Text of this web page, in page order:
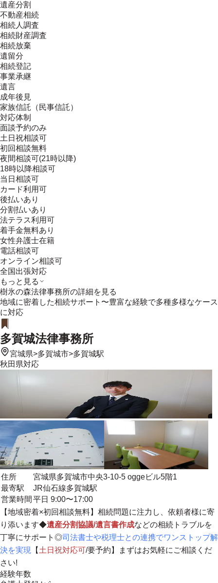
遺産分割
不動産相続
相続人調査
相続財産調査
相続放棄
遺留分
相続登記
事業承継
遺言
成年後見
家族信託（民事信託）
対応体制
面談予約のみ
土日祝相談可
初回相談無料
夜間相談可(21時以降)
18時以降相談可
当日相談可
カード利用可
後払いあり
分割払いあり
法テラス利用可
着手金無料あり
女性弁護士在籍
電話相談可
オンライン相談可
全国出張対応
もっと見る
樹氷の森法律事務所の詳細を見る
地域に密着した相続サポート〜豊富な経験で多種多様なケース
に対応
多賀城法律事務所
宮城県>多賀城市>多賀城駅
秋田県対応
住所
宮城県多賀城市中央3-10-5 oggeビル5階1
最寄駅
JR仙石線多賀城駅
営業時間 平日 9:00〜17:00
【地域密着×初回相談無料】 相続問題に注力し、依頼者様に寄
り添います◆遺産分割協議/遺言書作成などの相続トラブルを
丁寧にサポート◎司法書士や税理士との連携でワンストップ解
決を実現
【 土日祝対応可/要予約】まずはお気軽にご相談くだ
さい!
経験年数